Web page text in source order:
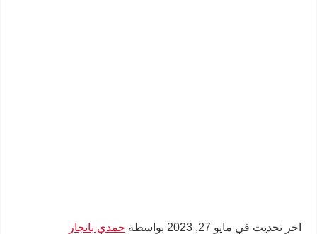
اخر تحديث في مايو 27, 2023 بواسطة حمدي بانجار